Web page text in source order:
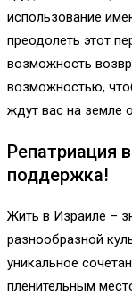
использование
преодолеть этот
возможность
возможностью,
ждут вас на земле
Репатриация
поддержка!
Жить в Израиле –
разнообразной
уникальное
пленительным